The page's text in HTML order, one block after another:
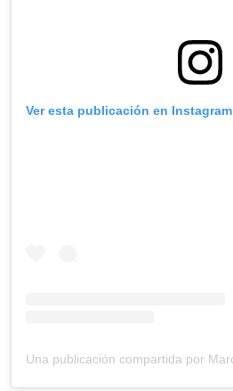
Ver esta publicación en Instagram